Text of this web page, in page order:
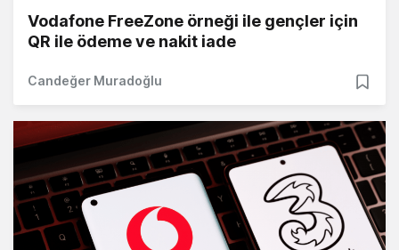
Vodafone FreeZone örneği ile gençler için
QR ile ödeme ve nakit iade
Candeğer Muradoğlu